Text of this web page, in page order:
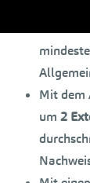
Mit dem
um 2